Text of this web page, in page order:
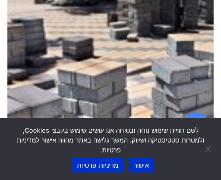
לשם חוויית שימוש נוחה ובטוחה אנו עושים שימוש בקבצי Cookies,
ולמטרות סטטיסטיקה ושיווק. המשך גלישה באתר מהווה אישור למדיניות
פרטיות.
אישור
מדיניות פרטיות